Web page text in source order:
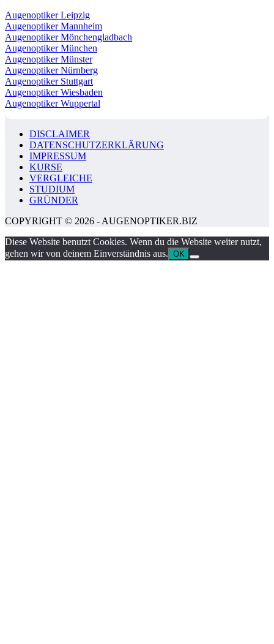
Augenoptiker Leipzig
Augenoptiker Mannheim
Augenoptiker Mönchengladbach
Augenoptiker München
Augenoptiker Münster
Augenoptiker Nürnberg
Augenoptiker Stuttgart
Augenoptiker Wiesbaden
Augenoptiker Wuppertal
DISCLAIMER
DATENSCHUTZERKLÄRUNG
IMPRESSUM
KURSE
VERGLEICHE
STUDIUM
GRÜNDER
COPYRIGHT © 2026 - AUGENOPTIKER.BIZ
Diese Website benutzt Cookies. Wenn du die Website weiter nutzt,
gehen wir von deinem Einverständnis aus. OK